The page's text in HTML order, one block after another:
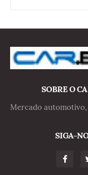
SOBRE O
Mercado
SIGA-